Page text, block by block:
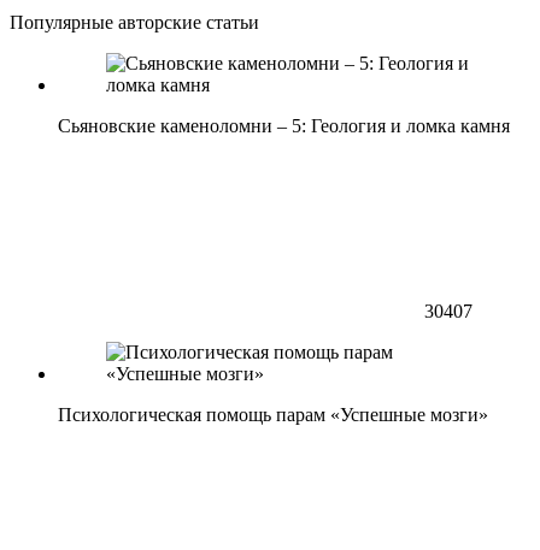
Популярные авторские статьи
Сьяновские каменоломни – 5: Геология и ломка камня
30407
Психологическая помощь парам «Успешные мозги»